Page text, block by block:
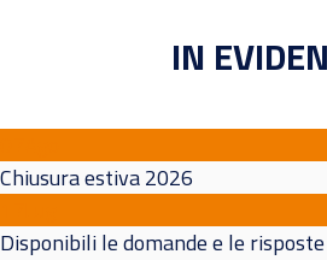
IN
Chiusura estiva 2026
Disponibili le domande e le